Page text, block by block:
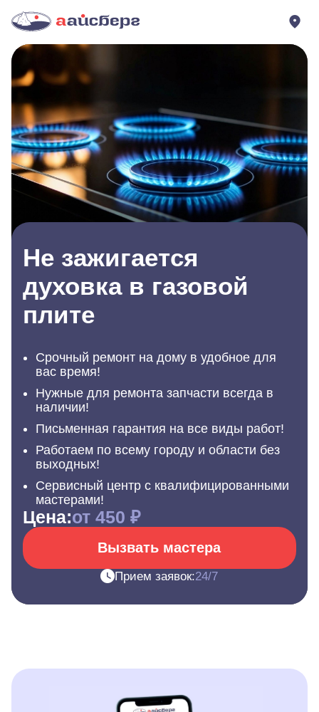
Не зажигается
духовка в газовой
плите
Срочный ремонт на дому в удобное для
вас время!
Нужные для ремонта запчасти всегда в
наличии!
Письменная гарантия на все виды работ!
Работаем по всему городу и области без
выходных!
Сервисный центр с квалифицированными
мастерами!
Цена:от 450 ₽
Вызвать мастера
Прием заявок:24/7